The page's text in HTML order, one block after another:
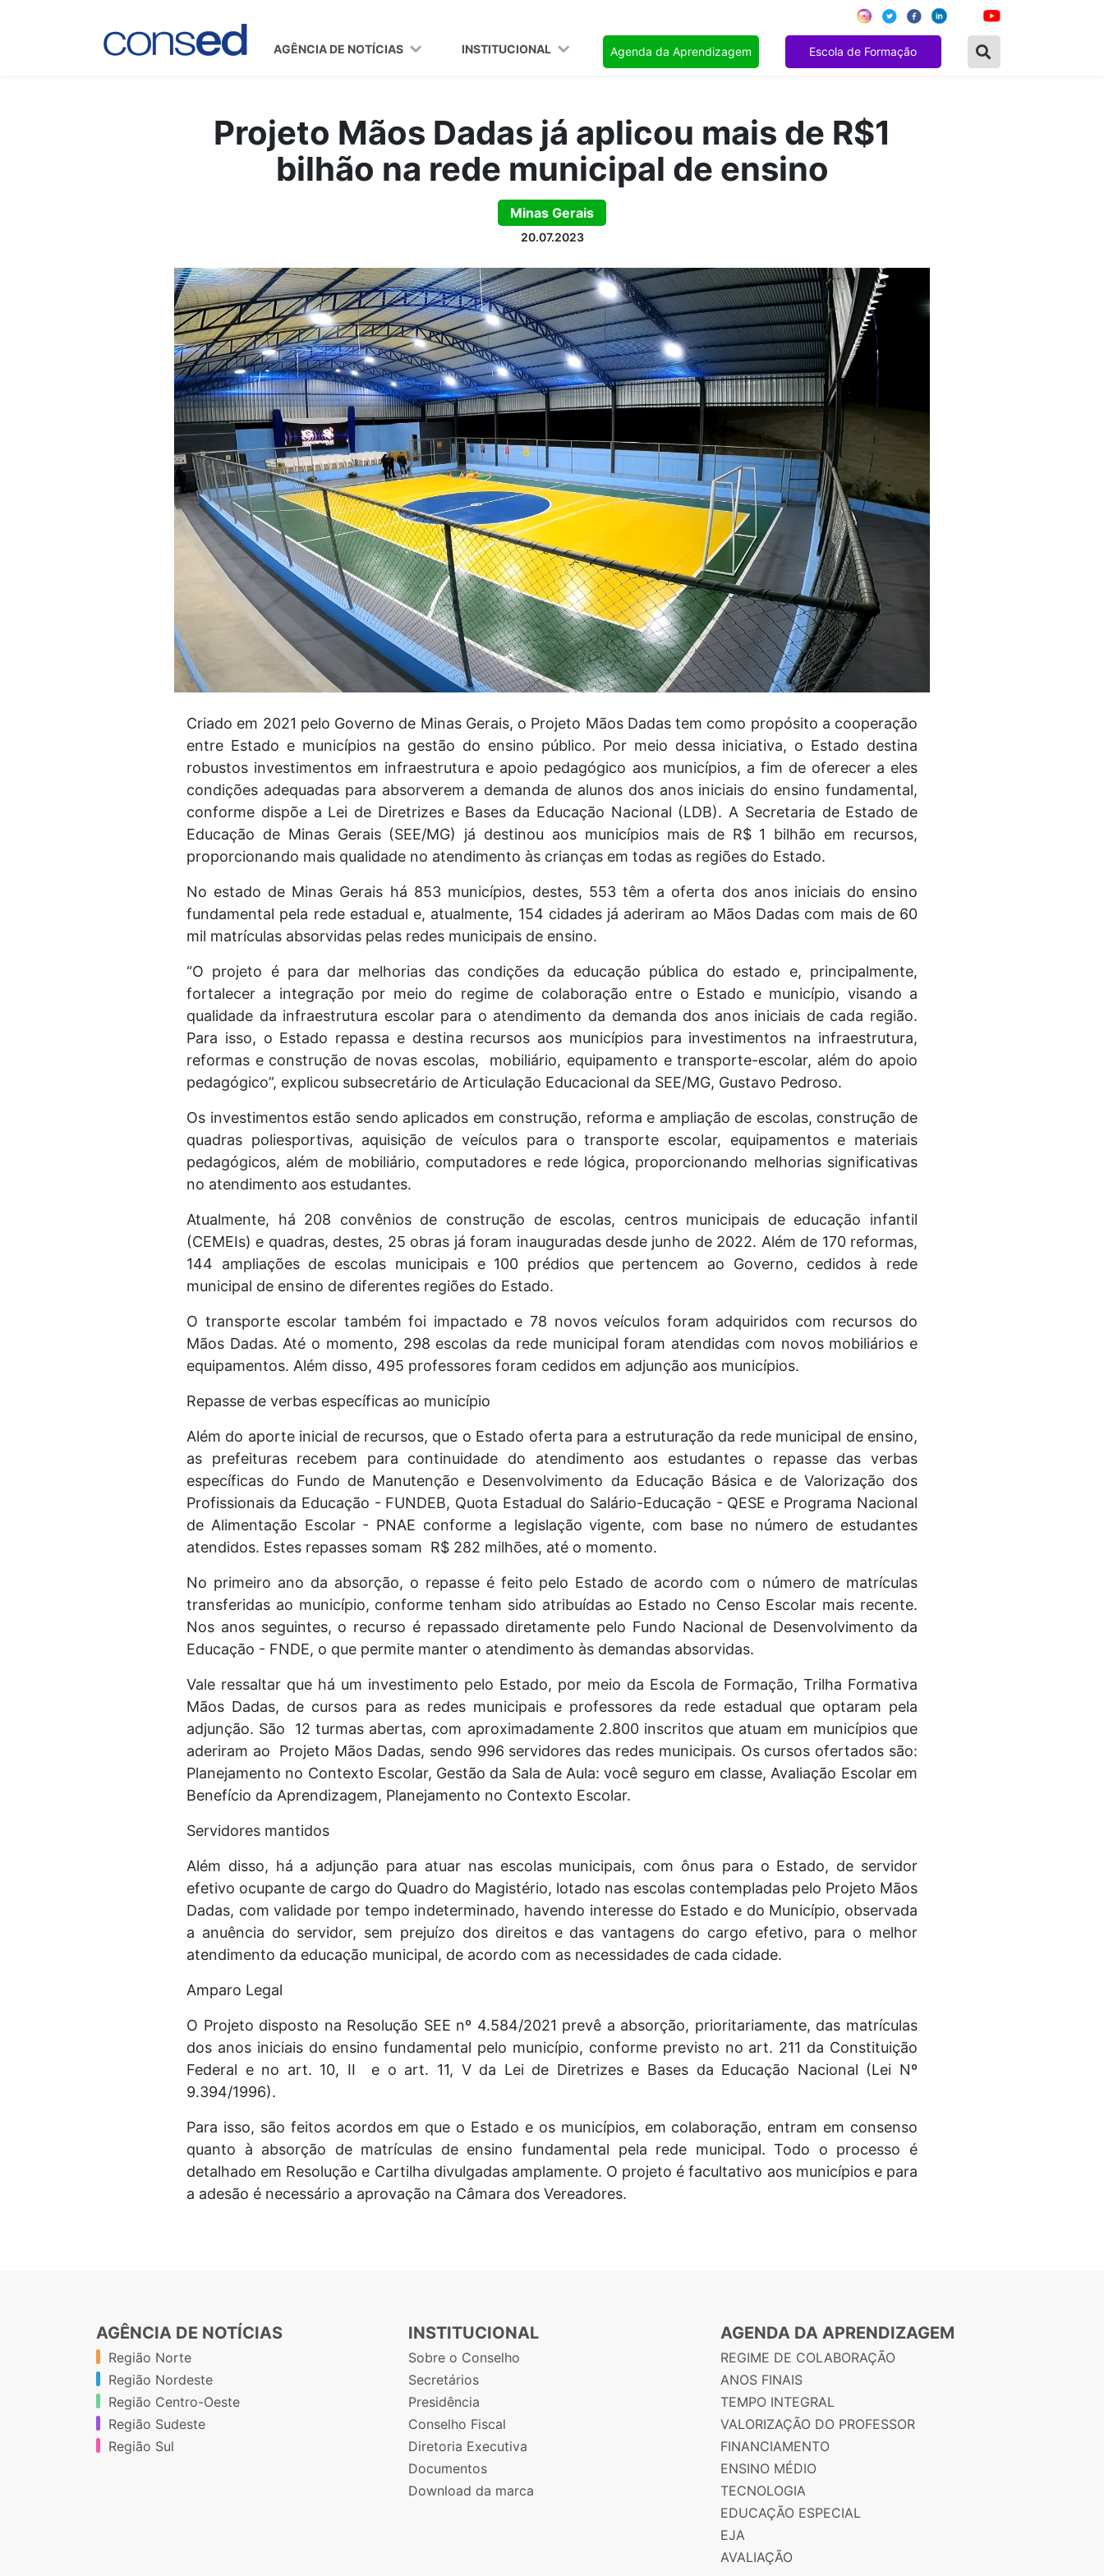
AGÊNCIA DE NOTÍCIAS INSTITUCIONAL Agenda da Aprendizagem Escola de Formação
Projeto Mãos Dadas já aplicou mais de R$1
bilhão na rede municipal de ensino
Minas Gerais
20.07.2023
Criado em 2021 pelo Governo de Minas Gerais, o Projeto Mãos Dadas tem como propósito a cooperação
entre Estado e municípios na gestão do ensino público. Por meio dessa iniciativa, o Estado destina
robustos investimentos em infraestrutura e apoio pedagógico aos municípios, a fim de oferecer a eles
condições adequadas para absorverem a demanda de alunos dos anos iniciais do ensino fundamental,
conforme dispõe a Lei de Diretrizes e Bases da Educação Nacional (LDB). A Secretaria de Estado de
Educação de Minas Gerais (SEE/MG) já destinou aos municípios mais de R$ 1 bilhão em recursos,
proporcionando mais qualidade no atendimento às crianças em todas as regiões do Estado.
No estado de Minas Gerais há 853 municípios, destes, 553 têm a oferta dos anos iniciais do ensino
fundamental pela rede estadual e, atualmente, 154 cidades já aderiram ao Mãos Dadas com mais de 60
mil matrículas absorvidas pelas redes municipais de ensino.
“O projeto é para dar melhorias das condições da educação pública do estado e, principalmente,
fortalecer a integração por meio do regime de colaboração entre o Estado e município, visando a
qualidade da infraestrutura escolar para o atendimento da demanda dos anos iniciais de cada região.
Para isso, o Estado repassa e destina recursos aos municípios para investimentos na infraestrutura,
reformas e construção de novas escolas, mobiliário, equipamento e transporte-escolar, além do apoio
pedagógico”, explicou subsecretário de Articulação Educacional da SEE/MG, Gustavo Pedroso.
Os investimentos estão sendo aplicados em construção, reforma e ampliação de escolas, construção de
quadras poliesportivas, aquisição de veículos para o transporte escolar, equipamentos e materiais
pedagógicos, além de mobiliário, computadores e rede lógica, proporcionando melhorias significativas
no atendimento aos estudantes.
Atualmente, há 208 convênios de construção de escolas, centros municipais de educação infantil
(CEMEIs) e quadras, destes, 25 obras já foram inauguradas desde junho de 2022. Além de 170 reformas,
144 ampliações de escolas municipais e 100 prédios que pertencem ao Governo, cedidos à rede
municipal de ensino de diferentes regiões do Estado.
O transporte escolar também foi impactado e 78 novos veículos foram adquiridos com recursos do
Mãos Dadas. Até o momento, 298 escolas da rede municipal foram atendidas com novos mobiliários e
equipamentos. Além disso, 495 professores foram cedidos em adjunção aos municípios.
Repasse de verbas específicas ao município
Além do aporte inicial de recursos, que o Estado oferta para a estruturação da rede municipal de ensino,
as prefeituras recebem para continuidade do atendimento aos estudantes o repasse das verbas
específicas do Fundo de Manutenção e Desenvolvimento da Educação Básica e de Valorização dos
Profissionais da Educação - FUNDEB, Quota Estadual do Salário-Educação - QESE e Programa Nacional
de Alimentação Escolar - PNAE conforme a legislação vigente, com base no número de estudantes
atendidos. Estes repasses somam R$ 282 milhões, até o momento.
No primeiro ano da absorção, o repasse é feito pelo Estado de acordo com o número de matrículas
transferidas ao município, conforme tenham sido atribuídas ao Estado no Censo Escolar mais recente.
Nos anos seguintes, o recurso é repassado diretamente pelo Fundo Nacional de Desenvolvimento da
Educação - FNDE, o que permite manter o atendimento às demandas absorvidas.
Vale ressaltar que há um investimento pelo Estado, por meio da Escola de Formação, Trilha Formativa
Mãos Dadas, de cursos para as redes municipais e professores da rede estadual que optaram pela
adjunção. São 12 turmas abertas, com aproximadamente 2.800 inscritos que atuam em municípios que
aderiram ao Projeto Mãos Dadas, sendo 996 servidores das redes municipais. Os cursos ofertados são:
Planejamento no Contexto Escolar, Gestão da Sala de Aula: você seguro em classe, Avaliação Escolar em
Benefício da Aprendizagem, Planejamento no Contexto Escolar.
Servidores mantidos
Além disso, há a adjunção para atuar nas escolas municipais, com ônus para o Estado, de servidor
efetivo ocupante de cargo do Quadro do Magistério, lotado nas escolas contempladas pelo Projeto Mãos
Dadas, com validade por tempo indeterminado, havendo interesse do Estado e do Município, observada
a anuência do servidor, sem prejuízo dos direitos e das vantagens do cargo efetivo, para o melhor
atendimento da educação municipal, de acordo com as necessidades de cada cidade.
Amparo Legal
O Projeto disposto na Resolução SEE nº 4.584/2021 prevê a absorção, prioritariamente, das matrículas
dos anos iniciais do ensino fundamental pelo município, conforme previsto no art. 211 da Constituição
Federal e no art. 10, II e o art. 11, V da Lei de Diretrizes e Bases da Educação Nacional (Lei Nº
9.394/1996).
Para isso, são feitos acordos em que o Estado e os municípios, em colaboração, entram em consenso
quanto à absorção de matrículas de ensino fundamental pela rede municipal. Todo o processo é
detalhado em Resolução e Cartilha divulgadas amplamente. O projeto é facultativo aos municípios e para
a adesão é necessário a aprovação na Câmara dos Vereadores.
AGÊNCIA DE NOTÍCIAS
Região Norte
Região Nordeste
Região Centro-Oeste
Região Sudeste
Região Sul
INSTITUCIONAL
Sobre o Conselho
Secretários
Presidência
Conselho Fiscal
Diretoria Executiva
Documentos
Download da marca
AGENDA DA APRENDIZAGEM
REGIME DE COLABORAÇÃO
ANOS FINAIS
TEMPO INTEGRAL
VALORIZAÇÃO DO PROFESSOR
FINANCIAMENTO
ENSINO MÉDIO
TECNOLOGIA
EDUCAÇÃO ESPECIAL
EJA
AVALIAÇÃO